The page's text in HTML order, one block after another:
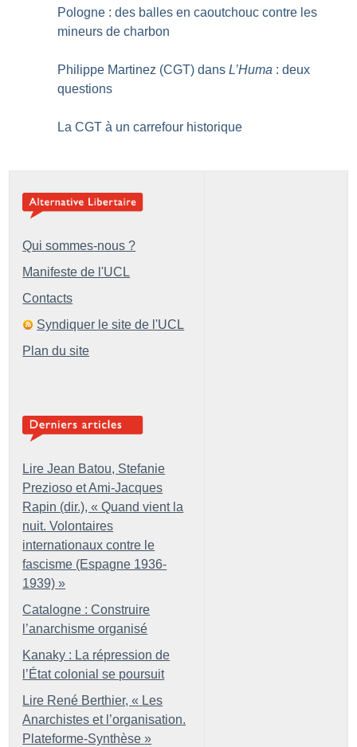
Pologne : des balles en caoutchouc contre les
mineurs de charbon
Philippe Martinez (CGT) dansL’Huma : deux
questions
La CGT à un carrefour historique
Qui sommes-nous ?
Manifeste de l'UCL
Contacts
Syndiquer le site de l'UCL
Plan du site
Lire Jean Batou, Stefanie
Prezioso et Ami-Jacques
Rapin (dir.), « Quand vient la
nuit. Volontaires
internationaux contre le
fascisme (Espagne 1936-
1939) »
Catalogne : Construire
l’anarchisme organisé
Kanaky : La répression de
l’État colonial se poursuit
Lire René Berthier, « Les
Anarchistes et l’organisation.
Plateforme-Synthèse »